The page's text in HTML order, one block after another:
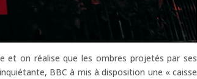
et on réalise que les ombres projetés par ses
BBC à mis à disposition une « caisse